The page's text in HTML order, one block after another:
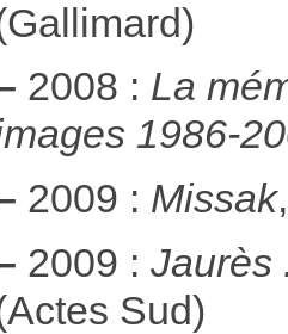
2008 : La
1986-
2009 : Missak
2009 : Jaurès
Sud)